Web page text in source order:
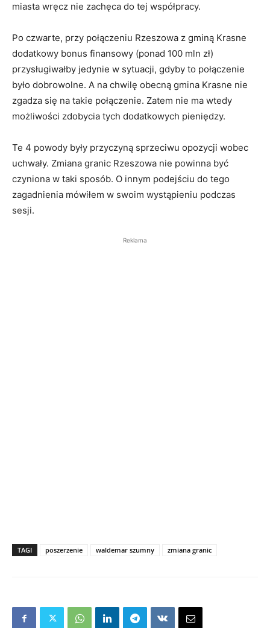
miasta wręcz nie zachęca do tej współpracy.
Po czwarte, przy połączeniu Rzeszowa z gminą Krasne
dodatkowy bonus finansowy (ponad 100 mln zł)
przysługiwałby jedynie w sytuacji, gdyby to połączenie
było dobrowolne. A na chwilę obecną gmina Krasne nie
zgadza się na takie połączenie. Zatem nie ma wtedy
możliwości zdobycia tych dodatkowych pieniędzy.
Te 4 powody były przyczyną sprzeciwu opozycji wobec
uchwały. Zmiana granic Rzeszowa nie powinna być
czyniona w taki sposób. O innym podejściu do tego
zagadnienia mówiłem w swoim wystąpieniu podczas
sesji.
Reklama
TAGI poszerzenie waldemar szumny zmiana granic